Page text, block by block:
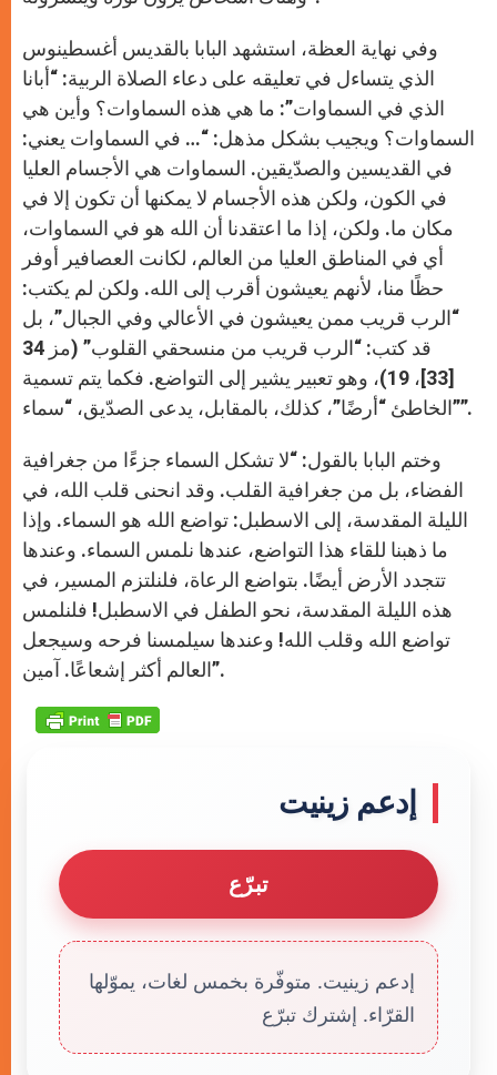
وفي نهاية العظة، استشهد البابا بالقديس أغسطينوس
الذي يتساءل في تعليقه على دعاء الصلاة الربية: “أبانا
الذي في السماوات”: ما هي هذه السماوات؟ وأين هي
السماوات؟ ويجيب بشكل مذهل: “… في السماوات يعني:
في القديسين والصدّيقين. السماوات هي الأجسام العليا
في الكون، ولكن هذه الأجسام لا يمكنها أن تكون إلا في
مكان ما. ولكن، إذا ما اعتقدنا أن الله هو في السماوات،
أي في المناطق العليا من العالم، لكانت العصافير أوفر
حظًا منا، لأنهم يعيشون أقرب إلى الله. ولكن لم يكتب:
“الرب قريب ممن يعيشون في الأعالي وفي الجبال”، بل
قد كتب: “الرب قريب من منسحقي القلوب” (مز 34
[33]، 19)، وهو تعبير يشير إلى التواضع. فكما يتم تسمية
الخاطئ “أرضًا”، كذلك، بالمقابل، يدعى الصدّيق، “سماء””.
وختم البابا بالقول: “لا تشكل السماء جزءًا من جغرافية
الفضاء، بل من جغرافية القلب. وقد انحنى قلب الله، في
الليلة المقدسة، إلى الاسطبل: تواضع الله هو السماء. وإذا
ما ذهبنا للقاء هذا التواضع، عندها نلمس السماء. وعندها
تتجدد الأرض أيضًا. بتواضع الرعاة، فلنلتزم المسير، في
هذه الليلة المقدسة، نحو الطفل في الاسطبل! فلنلمس
تواضع الله وقلب الله! وعندها سيلمسنا فرحه وسيجعل
العالم أكثر إشعاعًا. آمين”.
إدعم زينيت
تبرّع
إدعم زينيت. متوفّرة بخمس لغات، يموّلها
القرّاء. إشترك تبرّع